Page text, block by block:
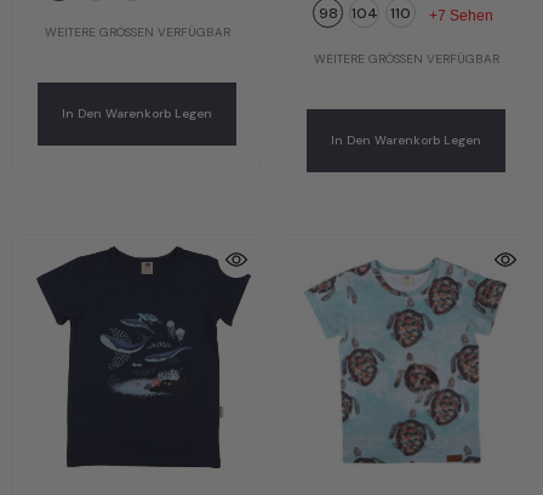
WEITERE GRÖSSEN VERFÜGBAR
In Den Warenkorb Legen
98 104 110 +7 Sehen
WEITERE GRÖSSEN VERFÜGBAR
In Den Warenkorb Legen